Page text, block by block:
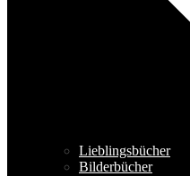
Lieblingsbücher
Bilderbücher